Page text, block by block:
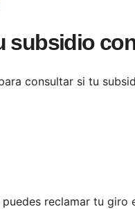
subsidio
consultar si tu
reclamar tu giro